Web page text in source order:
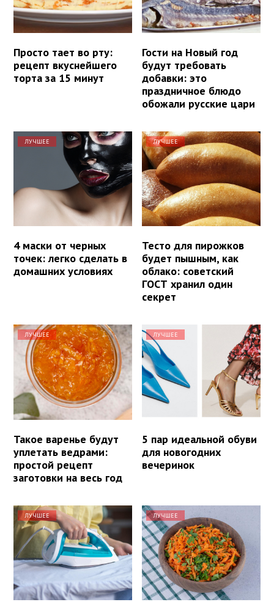
Просто тает во рту:
рецепт вкуснейшего
торта за 15 минут
Гости на Новый год
будут требовать
добавки: это
праздничное блюдо
обожали русские цари
ЛУЧШЕЕ
4 маски от черных
точек: легко сделать в
домашних условиях
ЛУЧШЕЕ
Тесто для пирожков
будет пышным, как
облако: советский
ГОСТ хранил один
секрет
ЛУЧШЕЕ
Такое варенье будут
уплетать ведрами:
простой рецепт
заготовки на весь год
ЛУЧШЕЕ
5 пар идеальной обуви
для новогодних
вечеринок
ЛУЧШЕЕ ЛУЧШЕЕ